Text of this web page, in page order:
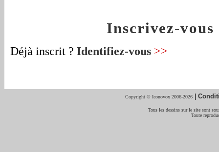
Inscrivez-vous
Déjà inscrit ? Identifiez-vous >>
Copyright © Iconovox 2006-2026 |
Tous les dessins sur le site sont
Toute